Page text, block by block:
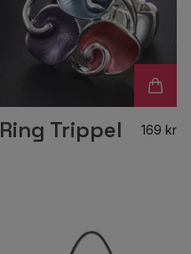
Ring Trippel 169 kr